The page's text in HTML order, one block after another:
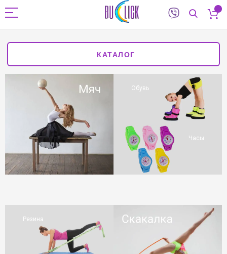
КАТАЛОГ
Обувь
Часы
Резина